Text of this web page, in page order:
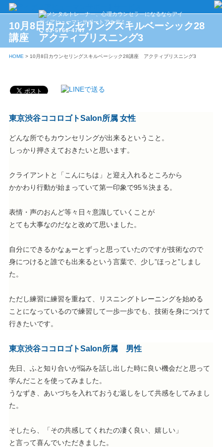
03-5766-4747
10月8日カウンセリングスキルベーシック28
講座 アクティブリスニング3
HOME > 10月8日カウンセリングスキルベーシック28講座 アクティブリスニング3
東京渋谷ココロゴトSalon所属 女性
どんな所でもカウンセリングが出来るということ。
しっかり押さえておきたいと思います。
クライアントと「こんにちは」と迎え入れるところから
かかわり行動が始まっていて第一印象で95％決まる。
表情・声のおんど等々日々意識していくことが
とても大事なのだなと改めて思いました。
自分にできるかなぁーとずっと思っていたのですが技術なので
身につけると誰でも出来るという言葉で、少し”ほっと”しまし
た。
ただし練習に練習を重ねて、リスニングトレーニングを始める
ことになっているので練習して一歩一歩でも、技術を身につけて
行きたいです。
東京渋谷ココロゴトSalon所属 男性
先日、ふと知り合いが悩みを話し出した時に良い機会だと思って
学んだことを使ってみました。
うなずき、あいづちを入れておうむ返しをして共感をしてみまし
た。
そしたら、「その共感してくれたの凄く良い、嬉しい」
と言って喜んでいただきました。